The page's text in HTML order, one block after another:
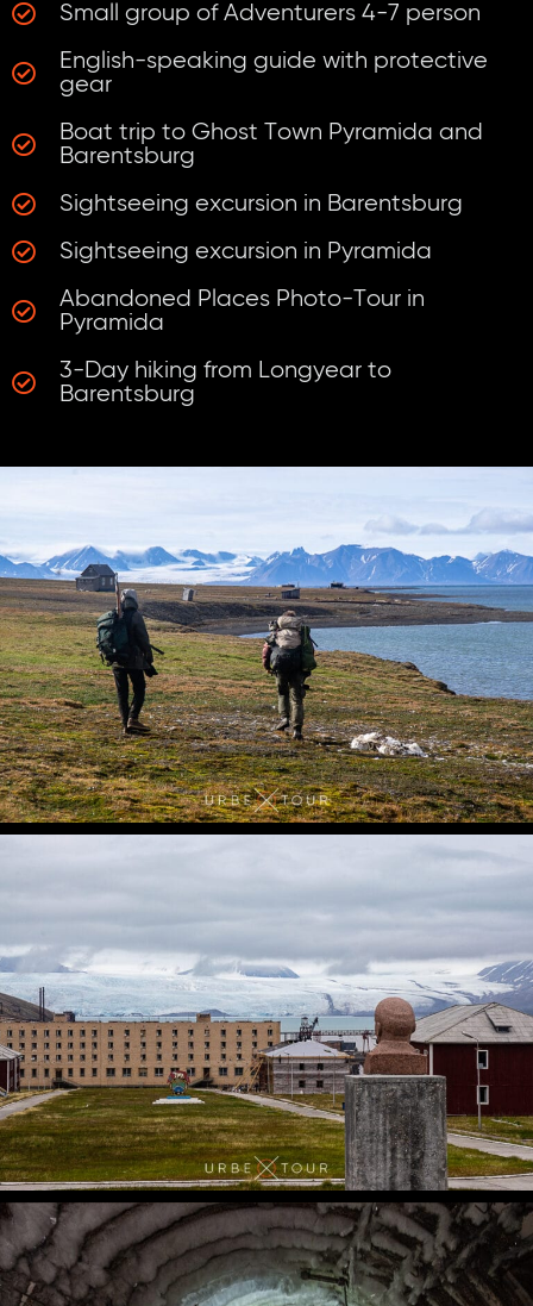
Small group of Adventurers 4-7 person
English-speaking guide with protective
gear
Boat trip to Ghost Town Pyramida and
Barentsburg
Sightseeing excursion in Barentsburg
Sightseeing excursion in Pyramida
Abandoned Places Photo-Tour in
Pyramida
3-Day hiking from Longyear to
Barentsburg